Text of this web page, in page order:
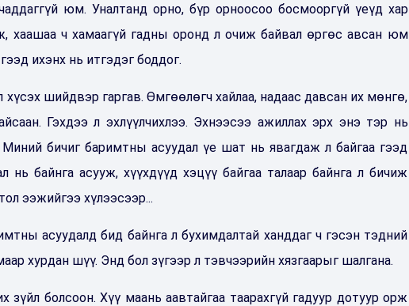
юм. Уналтанд орно, бүр орноосоо босмооргүй үеүд хар
хаашаа ч хамаагүй гадны оронд л очиж байвал өргөс авсан юм
ихэнх нь итгэдэг боддог.
шийдвэр гаргав. Өмгөөлөгч хайлаа, надаас давсан их мөнгө,
Гэхдээ л эхлүүлчихлээ. Эхнээсээ ажиллах эрх энэ тэр нь
Миний бичиг баримтны асуудал үе шат нь явагдаж л байгаа гээд
нь байнга асууж, хүүхдүүд хэцүү байгаа талаар байнга л бичиж
ээжийгээ хүлээсээр...
асуудалд бид байнга л бухимдалтай ханддаг ч гэсэн тэдний
хурдан шүү. Энд бол зүгээр л тэвчээрийн хязгаарыг шалгана.
зүйл болсоон. Хүү маань аавтайгаа таарахгүй гадуур дотуур орж